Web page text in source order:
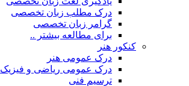
درک مطلب زبان تخصصی
گرامر زبان تخصصی
برای مطالعه بیشتر ..
کنکور هنر
درک عمومی هنر
درک عمومی ریاضی و فیزیک
ترسیم فنی